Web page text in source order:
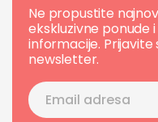
Ne propustite
ekskluzivne ponude
informacije. Prijavite
newsletter.